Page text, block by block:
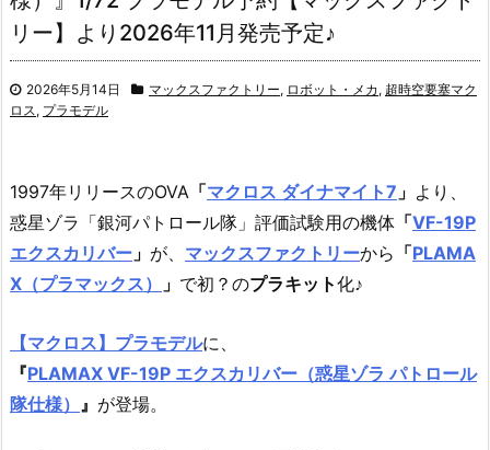
リー】より2026年11月発売予定♪
2026年5月14日 マックスファクトリー, ロボット・メカ , 超時空要塞マク
ロス, プラモデル
1997年リリースのOVA 「マクロス ダイナマイト7 」 より、
惑星ゾラ「銀河パトロール隊」評価試験用の機体 「VF-19P
エクスカリバー 」 が、 マックスファクトリーから 「PLAMA
X（プラマックス）
」 で初？のプラキット化♪
【マクロス】プラモデルに、
『PLAMAX VF-19P エクスカリバー（惑星ゾラ パトロール
隊仕様）
』 が登場。